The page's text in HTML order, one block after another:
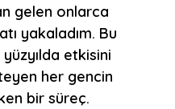
gelen onlarca
yakaladım. Bu
yüzyılda etkisini
her gencin
bir süreç.